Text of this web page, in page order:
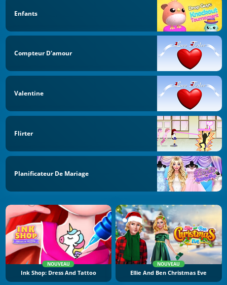
Enfants
Compteur D'amour
Valentine
Flirter
Planificateur De Mariage
NOUVEAU
Ink Shop: Dress And Tattoo
NOUVEAU
Ellie And Ben Christmas Eve